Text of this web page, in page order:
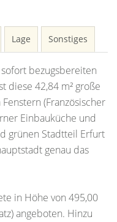
Lage Sonstiges
bezugsbereiten
diese 42,84 m² große
(Französischer
Einbauküche und
grünen Stadtteil Erfurt
genau das
in Höhe von 495,00
angeboten. Hinzu